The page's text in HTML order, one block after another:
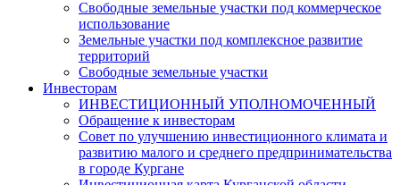
Свободные земельные участки под коммерческое
использование
Земельные участки под комплексное развитие
территорий
Свободные земельные участки
Инвесторам
ИНВЕСТИЦИОННЫЙ УПОЛНОМОЧЕННЫЙ
Обращение к инвесторам
Совет по улучшению инвестиционного климата и
развитию малого и среднего предпринимательства
в городе Кургане